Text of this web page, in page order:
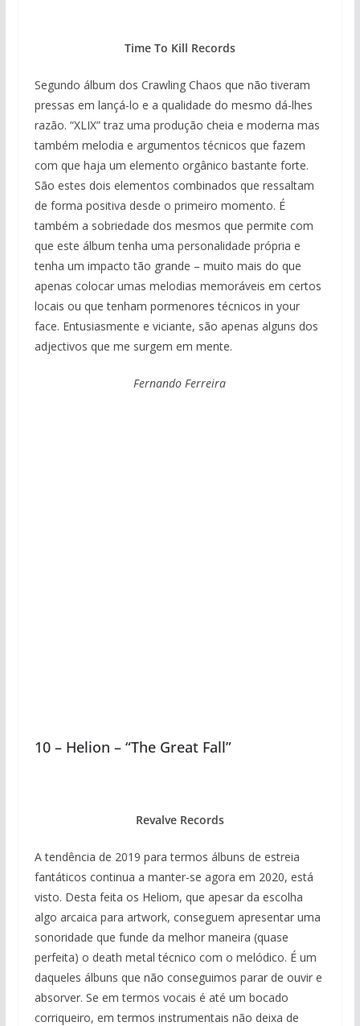
Time To Kill Records
Segundo álbum dos Crawling Chaos que não tiveram
pressas em lançá-lo e a qualidade do mesmo dá-lhes
razão. “XLIX” traz uma produção cheia e moderna mas
também melodia e argumentos técnicos que fazem
com que haja um elemento orgânico bastante forte.
São estes dois elementos combinados que ressaltam
de forma positiva desde o primeiro momento. É
também a sobriedade dos mesmos que permite com
que este álbum tenha uma personalidade própria e
tenha um impacto tão grande – muito mais do que
apenas colocar umas melodias memoráveis em certos
locais ou que tenham pormenores técnicos in your
face. Entusiasmente e viciante, são apenas alguns dos
adjectivos que me surgem em mente.
Fernando Ferreira
10 – Helion – “The Great Fall”
Revalve Records
A tendência de 2019 para termos álbuns de estreia
fantáticos continua a manter-se agora em 2020, está
visto. Desta feita os Heliom, que apesar da escolha
algo arcaica para artwork, conseguem apresentar uma
sonoridade que funde da melhor maneira (quase
perfeita) o death metal técnico com o melódico. É um
daqueles álbuns que não conseguimos parar de ouvir e
absorver. Se em termos vocais é até um bocado
corriqueiro, em termos instrumentais não deixa de